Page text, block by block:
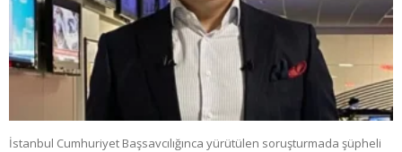
İstanbul Cumhuriyet Başsavcılığınca yürütülen soruşturmada şüpheli